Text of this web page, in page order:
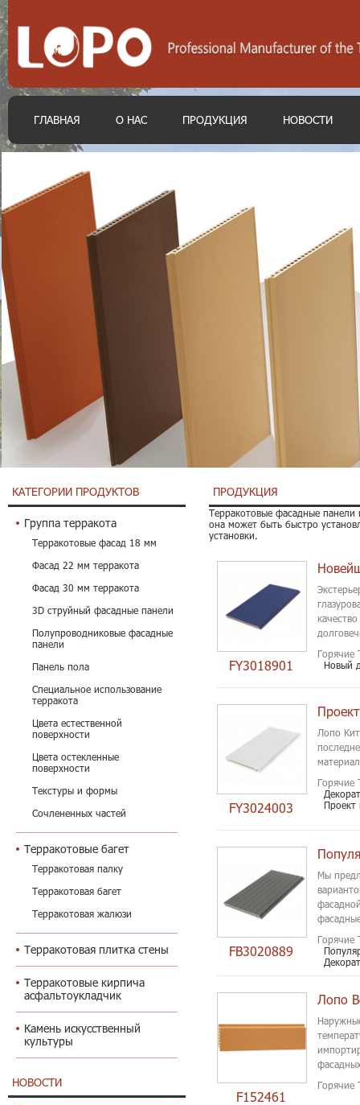
ГЛАВНАЯ О НАС ПРОДУКЦИЯ НОВОСТИ
КАТЕГОРИИ ПРОДУКТОВ
Группа терракота
Терракотовые фасад 18 мм
Фасад 22 мм терракота
Фасад 30 мм терракота
3D струйный фасадные панели
Полупроводниковые фасадные
панели
Панель пола
Специальное использование
терракота
Цвета естественной
поверхности
Цвета остекленные
поверхности
Текстуры и формы
Сочлененных частей
Терракотовые багет
Терракотовая палку
Терракотовая багет
Терракотовая жалюзи
Терракотовая плитка стены
Терракотовые кирпича
асфальтоукладчик
Камень искусственный
культуры
НОВОСТИ
ПРОДУКЦИЯ
Терракотовые фасадные панели
она может быть быстро
установки.
FY3018901
Горячие
Новый
FY3024003
Лопо
Горячие
Проект
FB3020889
Мы
Горячие
F152461
Лопо
Горячие